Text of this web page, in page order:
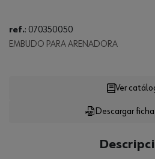
ref.: 070350050
EMBUDO PARA ARENADORA
Descargar
Ver